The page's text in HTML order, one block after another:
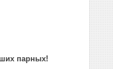
парных!